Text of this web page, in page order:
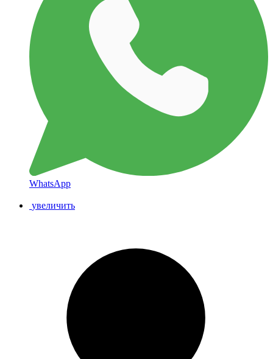
WhatsApp
увеличить